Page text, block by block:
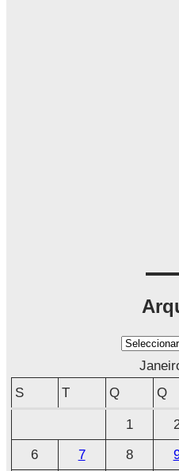
A
v
S
T Q Q
1
6
7 8